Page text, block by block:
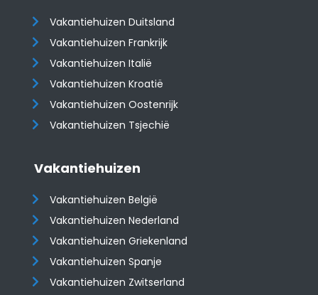
Vakantiehuizen Duitsland
Vakantiehuizen Frankrijk
Vakantiehuizen Italië
Vakantiehuizen Kroatië
​​​​​​​Vakantiehuizen Oostenrijk
Vakantiehuizen Tsjechië
Vakantiehuizen
Vakantiehuizen België
Vakantiehuizen Nederland
Vakantiehuizen Griekenland
Vakantiehuizen Spanje
​​​​​​​Vakantiehuizen Zwitserland